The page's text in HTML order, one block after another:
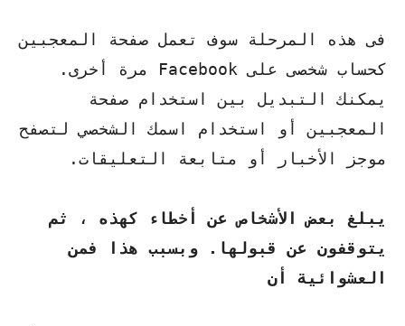
فى هذه المرحلة سوف تعمل صفحة المعجبين
كحساب شخصى على Facebook مرة أخرى.
يمكنك التبديل بين استخدام صفحة
المعجبين أو استخدام اسمك الشخصي لتصفح
موجز الأخبار أو متابعة التعليقات.
يبلغ بعض الأشخاص عن أخطاء كهذه ، ثم
يتوقفون عن قبولها. وبسبب هذا فمن
العشوائية أن